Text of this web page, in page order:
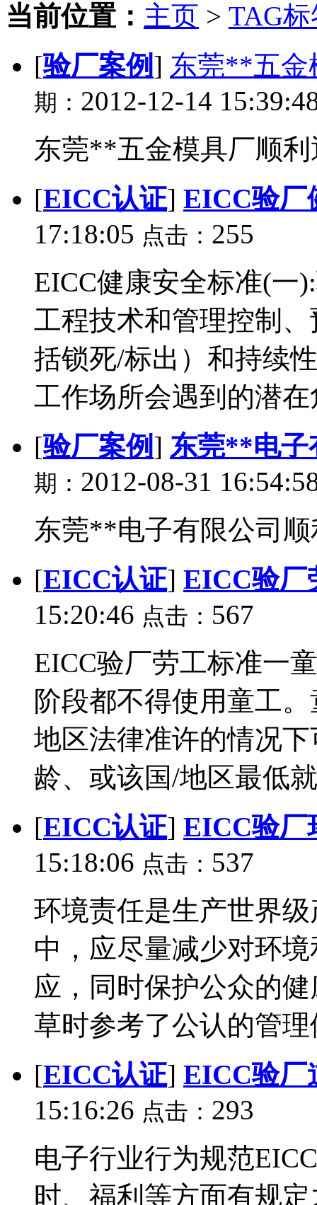
当前位置： 主页 > TAG
[验厂案例] 东莞**五金
期： 2012-12-14
东莞**五金模具厂顺利
[EICC认证] EICC验厂
17:18:05 点击： 255
EICC健康安全标准(一
工程技术和管理控制
括锁死/标出）和持续
工作场所会遇到的潜
[验厂案例] 东莞**电子
期： 2012-08-31
东莞**电子有限公司顺
[EICC认证] EICC验厂
15:20:46 点击： 567
EICC验厂劳工标准一
阶段都不得使用童工
地区法律准许的情况
龄、或该国/地区最低
[EICC认证] EICC验厂
15:18:06 点击： 537
环境责任是生产世界
中，应尽量减少对环
应，同时保护公众的
草时参考了公认的管理
[EICC认证] EICC验厂
15:16:26 点击： 293
电子行业行为规范
时、福利等方面有规